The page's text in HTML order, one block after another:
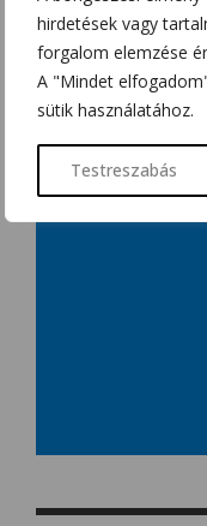
hirdetések vagy
forgalom elemzése
A "Mindet
sütik használatához.
Testreszabás